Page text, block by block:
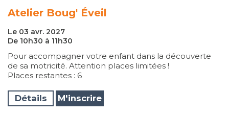
Atelier Boug' Éveil
Le 03 avr. 2027
De 10h30 à 11h30
Pour accompagner votre enfant dans la découverte
de sa motricité. Attention places limitées !
Places restantes : 6
Détails M'inscrire